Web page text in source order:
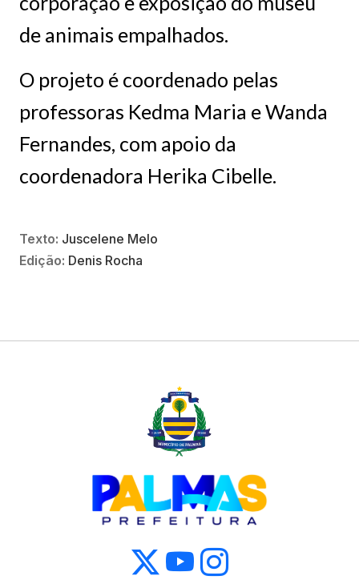
de animais empalhados.
O projeto é coordenado pelas
professoras Kedma Maria e Wanda
Fernandes, com apoio da
coordenadora Herika Cibelle.
Texto: Juscelene Melo
Edição: Denis Rocha